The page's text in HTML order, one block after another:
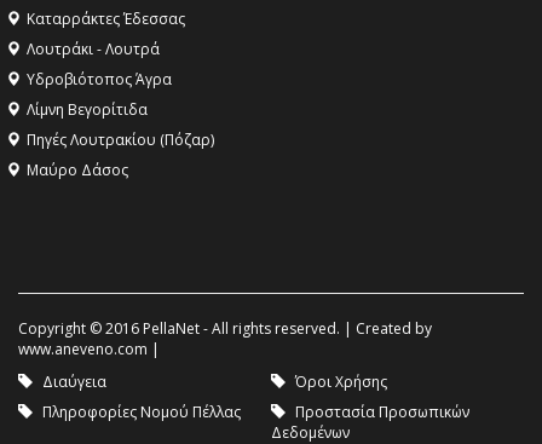
Καταρράκτες Έδεσσας
Λουτράκι - Λουτρά
Υδροβιότοπος Άγρα
Λίμνη Βεγορίτιδα
Πηγές Λουτρακίου (Πόζαρ)
Μαύρο Δάσος
Copyright © 2016 PellaNet - All rights reserved. | Created by
www.aneveno.com |
Διαύγεια
Όροι Χρήσης
Πληροφορίες Νομού Πέλλας
Προστασία Προσωπικών
Δεδομένων